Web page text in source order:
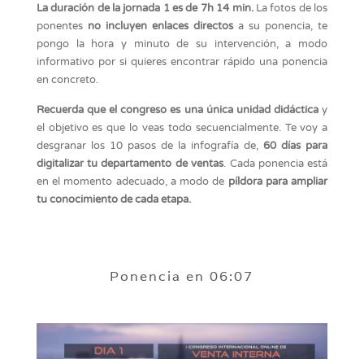
La duración de la jornada 1 es de 7h 14 min.La fotos de los
ponentes no incluyen enlaces directosa su ponencia, te
pongo la hora y minuto de su intervención, a modo
informativo por si quieres encontrar rápido una ponencia
en concreto.
Recuerda que el congreso es una única unidad didáctica y
el objetivo es que lo veas todo secuencialmente. Te voy a
desgranar los 10 pasos de la infografía de,60 días para
digitalizar tu departamento de ventas. Cada ponencia está
en el momento adecuado, a modo de píldora para ampliar
tu conocimiento de cada etapa.
Ponencia en 06:07